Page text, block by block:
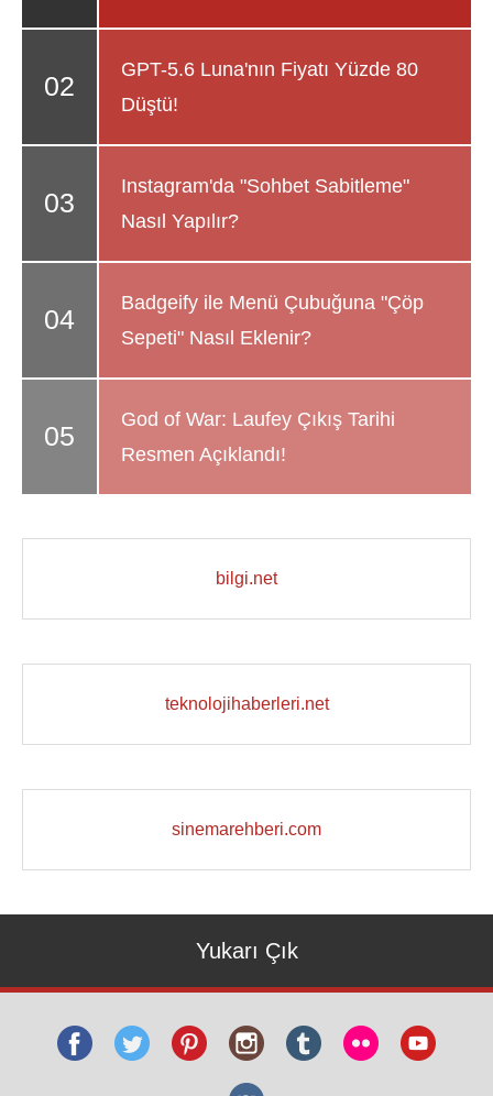
GPT-5.6 Luna'nın Fiyatı Yüzde 80
Düştü!
Instagram'da "Sohbet Sabitleme"
Nasıl Yapılır?
Badgeify ile Menü Çubuğuna "Çöp
Sepeti" Nasıl Eklenir?
God of War: Laufey Çıkış Tarihi
Resmen Açıklandı!
bilgi.net
teknolojihaberleri.net
sinemarehberi.com
Yukarı Çık